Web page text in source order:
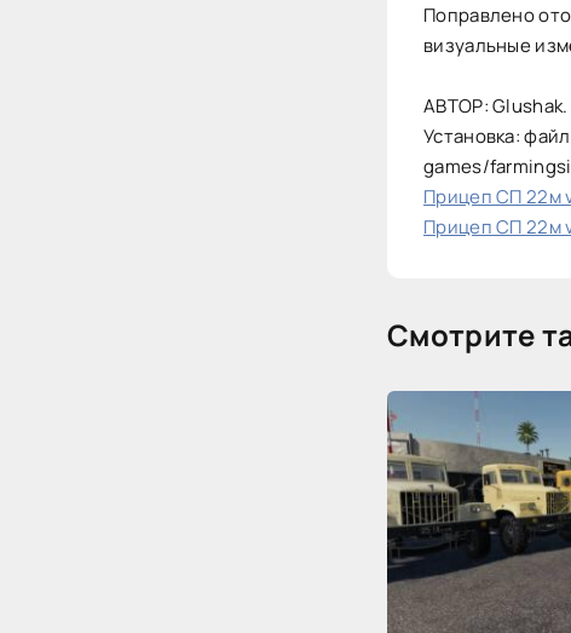
Поправлено
визуальные
АВТОР: Glushak.
Установка:
games/
Прицеп СП 22м
Прицеп СП 22м
Смотрите